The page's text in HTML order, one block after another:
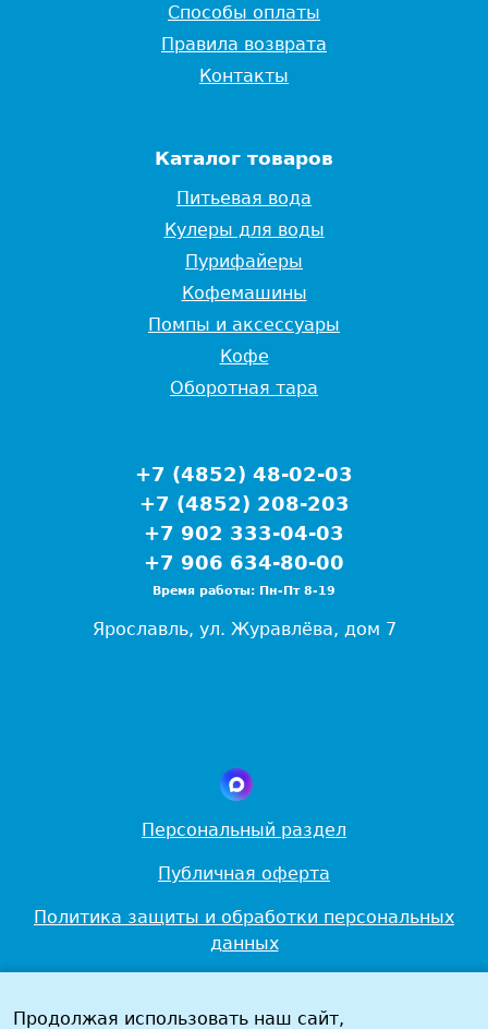
Способы оплаты
Правила возврата
Контакты
Каталог товаров
Питьевая вода
Кулеры для воды
Пурифайеры
Кофемашины
Помпы и аксессуары
Кофе
Оборотная тара
+7 (4852) 48-02-03
+7 (4852) 208-203
+7 902 333-04-03
+7 906 634-80-00
Время работы: Пн-Пт 8-19
Ярославль, ул. Журавлёва, дом 7
Персональный раздел
Публичная оферта
Политика защиты и обработки персональных
данных
и локальных хранилищ
Продолжая использовать наш сайт,